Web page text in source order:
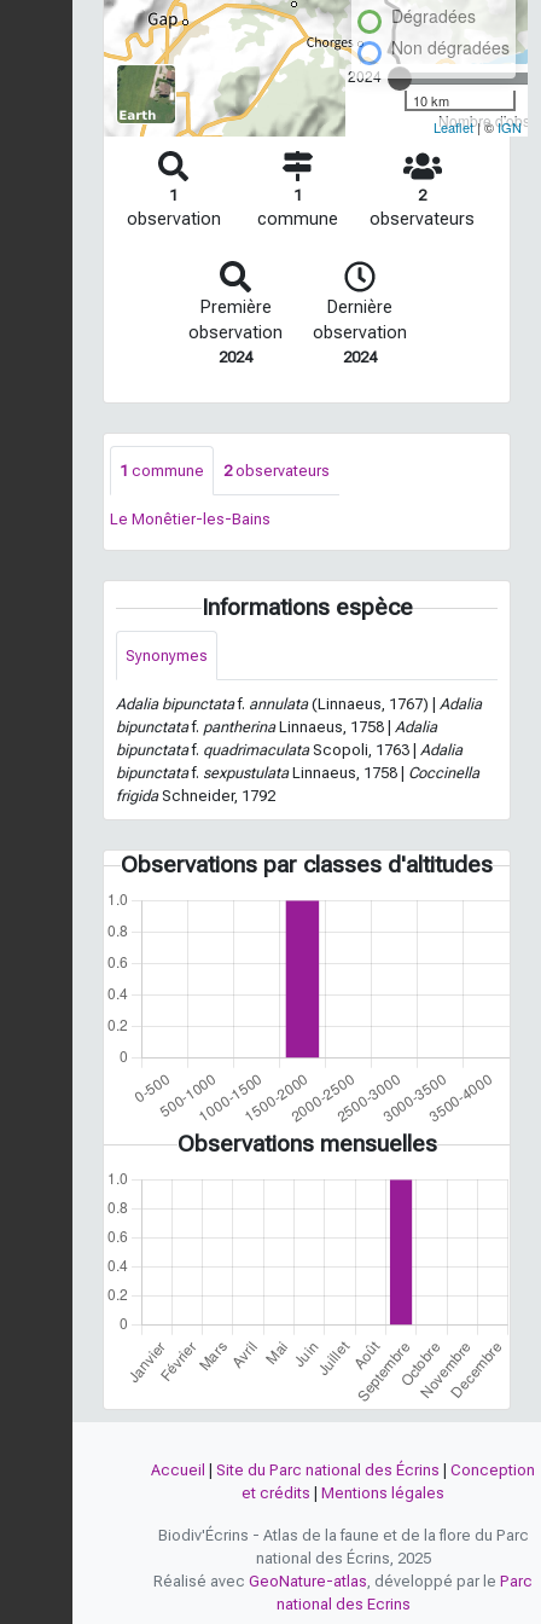
2024
Nombre
Dégradées
Non dégradées
10 km
Leaflet| ©IGN
1
observation
1
commune
2
observateurs
Première
observation
2024
Dernière
observation
2024
1 commune 2observateurs
Le Monêtier-les-Bains
Informations espèce
Synonymes
Adalia bipunctataf. annulata(Linnaeus, 1767) | Adalia
bipunctataf. pantherinaLinnaeus, 1758 | Adalia
bipunctataf. quadrimaculataScopoli, 1763 | Adalia
bipunctataf. sexpustulataLinnaeus, 1758 | Coccinella
frigidaSchneider, 1792
Observations par classes d'altitudes
Observations mensuelles
Accueil Site du Parc national des Écrins
Conception
et crédits
Mentions légales
Biodiv'Écrins - Atlas de la faune et de la flore du Parc
national des Écrins, 2025
Réalisé avec GeoNature-atlas, développé par le Parc
national des Ecrins